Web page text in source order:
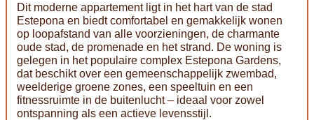
Dit moderne appartement ligt in het hart van de stad
Estepona en biedt comfortabel en gemakkelijk wonen
op loopafstand van alle voorzieningen, de charmante
oude stad, de promenade en het strand. De woning is
gelegen in het populaire complex Estepona Gardens,
dat beschikt over een gemeenschappelijk zwembad,
weelderige groene zones, een speeltuin en een
fitnessruimte in de buitenlucht – ideaal voor zowel
ontspanning als een actieve levensstijl.